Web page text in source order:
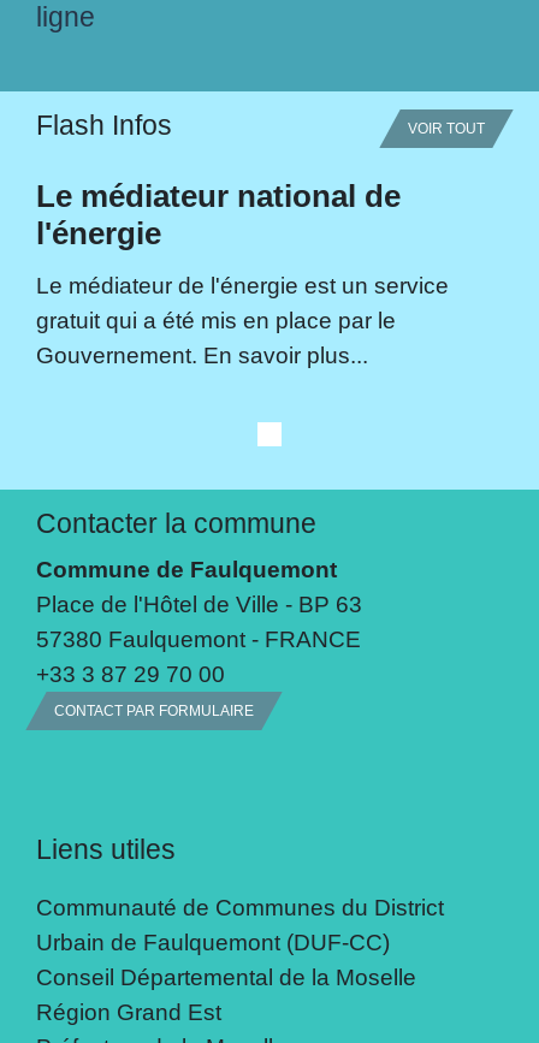
ligne
Flash Infos VOIR TOUT
Le médiateur national de
l'énergie
Le médiateur de l'énergie est un service
gratuit qui a été mis en place par le
Gouvernement. En savoir plus...
Contacter la commune
Commune de Faulquemont
Place de l'Hôtel de Ville - BP 63
57380 Faulquemont - FRANCE
+33 3 87 29 70 00
CONTACT PAR FORMULAIRE
Liens utiles
Communauté de Communes du District
Urbain de Faulquemont (DUF-CC)
Conseil Départemental de la Moselle
Région Grand Est